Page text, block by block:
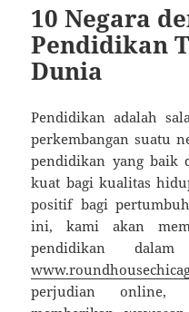
10 Negara
Pendidikan
Dunia
Pendidikan adalah
perkembangan suatu
pendidikan yang baik
kuat bagi kualitas
positif bagi
ini, kami akan
pendidikan
perjudian online,